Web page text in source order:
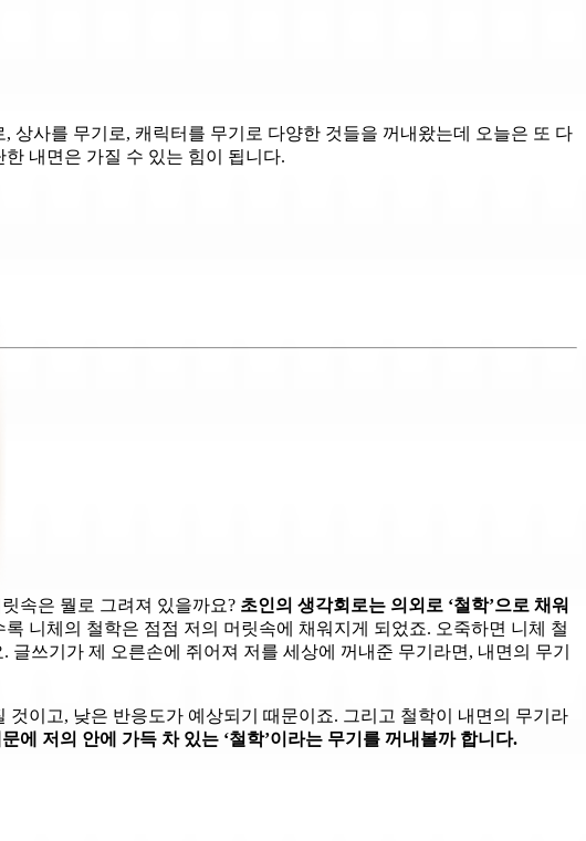
사를 무기로, 캐릭터를 무기로 다양한 것들을 꺼내왔는데 오늘은 또 다
내면은 가질 수 있는 힘이 됩니다.
속은 뭘로 그려져 있을까요? 초인의 생각회로는 의외로 ‘철학’으로 채워
니체의 철학은 점점 저의 머릿속에 채워지게 되었죠. 오죽하면 니체 철
쓰기가 제 오른손에 쥐어져 저를 세상에 꺼내준 무기라면, 내면의 무기
이고, 낮은 반응도가 예상되기 때문이죠. 그리고 철학이 내면의 무기라
에 저의 안에 가득 차 있는 ‘철학’이라는 무기를 꺼내볼까 합니다.